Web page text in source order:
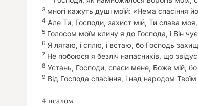
3 многі кажуть душі моїй: «Нема спасіння
4 Але Ти, Господи, захист мій, Ти слава
5 Голосом моїм кличу я до Господа, і Він
6 Я лягаю, і сплю, і встаю, бо Господь
7 Не побоюся я безліч напасників, що
8 Устань, Господи, спаси мене, Боже мій,
9 Від Господа спасіння, і над народом
4 псалом